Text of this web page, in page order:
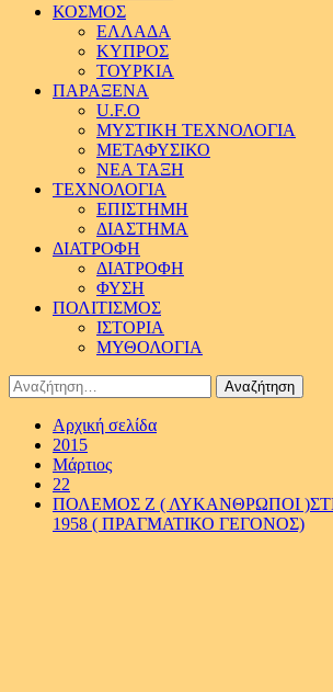
ΚΟΣΜΟΣ
ΕΛΛΑΔΑ
ΚΥΠΡΟΣ
ΤΟΥΡΚΙΑ
ΠΑΡΑΞΕΝΑ
U.F.O
ΜΥΣΤΙΚΗ ΤΕΧΝΟΛΟΓΙΑ
ΜΕΤΑΦΥΣΙΚΟ
ΝΕΑ ΤΑΞΗ
ΤΕΧΝΟΛΟΓΙΑ
ΕΠΙΣΤΗΜΗ
ΔΙΑΣΤΗΜΑ
ΔΙΑΤΡΟΦΗ
ΔΙΑΤΡΟΦΗ
ΦΥΣΗ
ΠΟΛΙΤΙΣΜΟΣ
ΙΣΤΟΡΙΑ
ΜΥΘΟΛΟΓΙΑ
Αναζήτηση
για:
Αρχική σελίδα
2015
Μάρτιος
22
ΠΟΛΕΜΟΣ Ζ ( ΛΥΚΑΝΘΡΩΠΟΙ
1958 ( ΠΡΑΓΜΑΤΙΚΟ ΓΕΓΟΝΟΣ)